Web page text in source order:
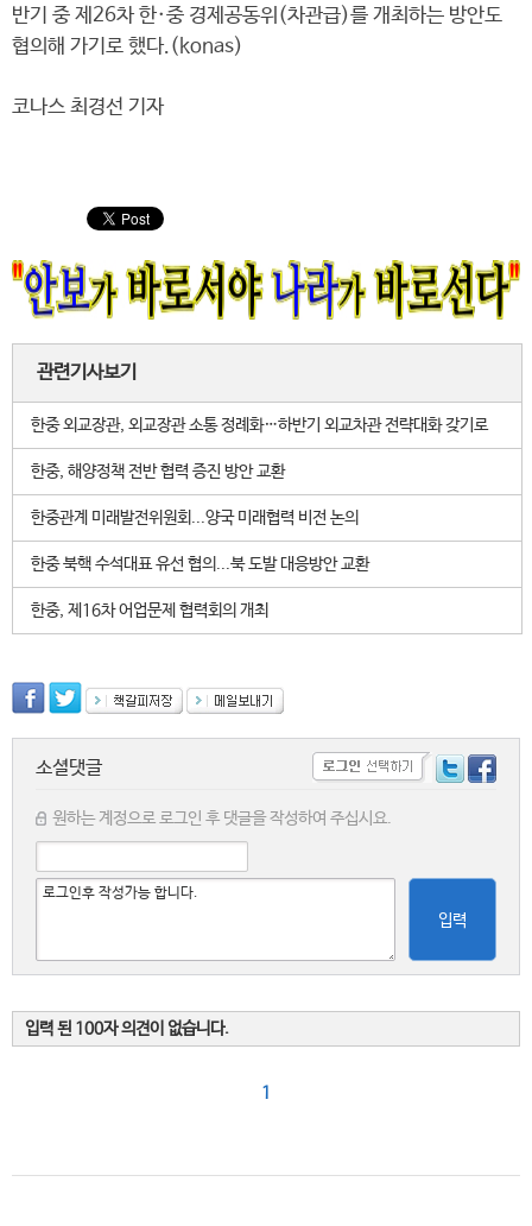
반기 중 제26차 한·중 경제공동위(차관급)를 개최하는 방안도
협의해 가기로 했다.(konas)
코나스 최경선 기자
관련기사보기
한중 외교장관, 외교장관 소통 정례화…하반기 외교차관 전략대화 갖기로
한중, 해양정책 전반 협력 증진 방안 교환
한중관계 미래발전위원회...양국 미래협력 비전 논의
한중 북핵 수석대표 유선 협의...북 도발 대응방안 교환
한중, 제16차 어업문제 협력회의 개최
소셜댓글
원하는 계정으로 로그인 후 댓글을 작성하여 주십시요.
입력
입력 된 100자 의견이 없습니다.
1